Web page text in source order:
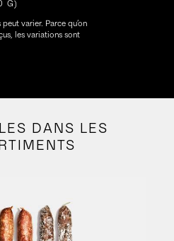
G)
varier. Parce qu’on
les variations sont
DANS LES